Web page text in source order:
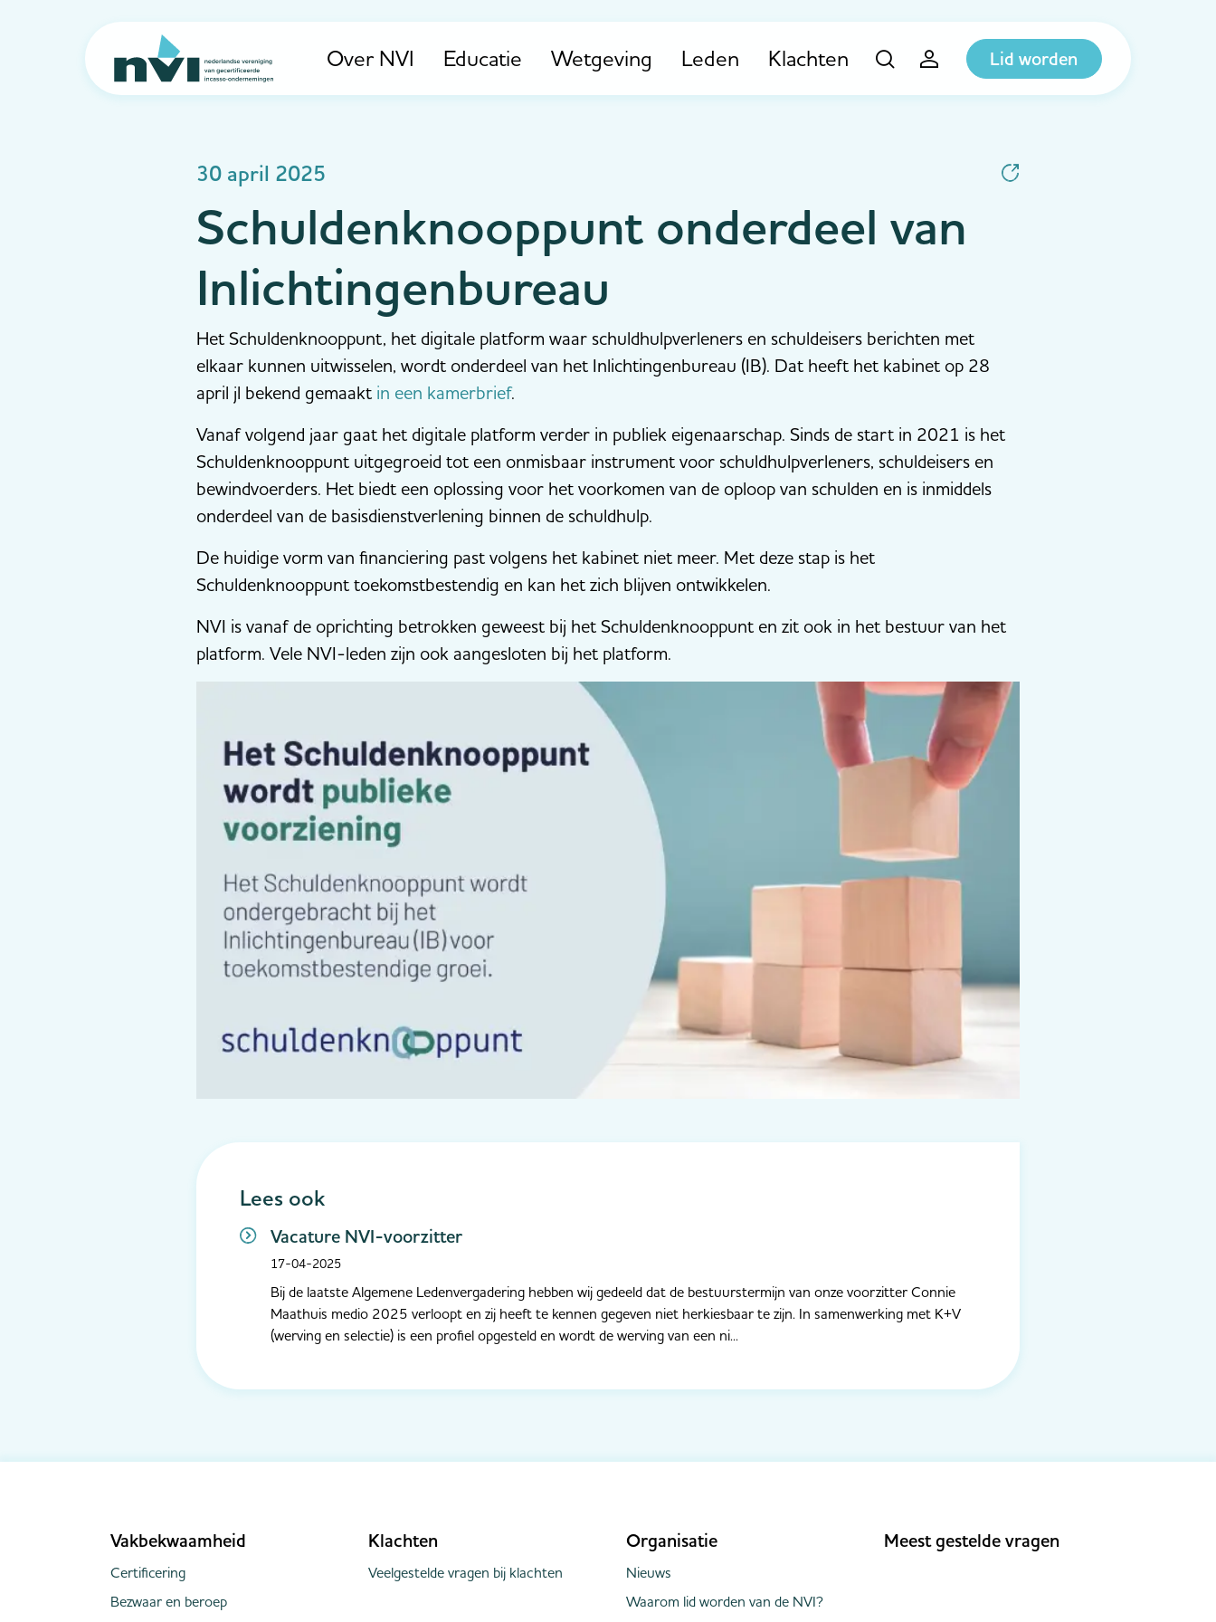
Navigation Over NVI Educatie Wetgeving Leden Klachten Lid worden
30 april 2025
Schuldenknooppunt onderdeel van
Inlichtingenbureau
Het Schuldenknooppunt, het digitale platform waar schuldhulpverleners en schuldeisers berichten met
elkaar kunnen uitwisselen, wordt onderdeel van het Inlichtingenbureau (IB). Dat heeft het kabinet op 28
april jl bekend gemaakt in een kamerbrief.
Vanaf volgend jaar gaat het digitale platform verder in publiek eigenaarschap. Sinds de start in 2021 is het
Schuldenknooppunt uitgegroeid tot een onmisbaar instrument voor schuldhulpverleners, schuldeisers en
bewindvoerders. Het biedt een oplossing voor het voorkomen van de oploop van schulden en is inmiddels
onderdeel van de basisdienstverlening binnen de schuldhulp.
De huidige vorm van financiering past volgens het kabinet niet meer. Met deze stap is het
Schuldenknooppunt toekomstbestendig en kan het zich blijven ontwikkelen.
NVI is vanaf de oprichting betrokken geweest bij het Schuldenknooppunt en zit ook in het bestuur van het
platform. Vele NVI-leden zijn ook aangesloten bij het platform.
Lees ook
Vacature NVI-voorzitter
17-04-2025
Bij de laatste Algemene Ledenvergadering hebben wij gedeeld dat de bestuurstermijn van onze voorzitter Connie
Maathuis medio 2025 verloopt en zij heeft te kennen gegeven niet herkiesbaar te zijn. In samenwerking met K+V
(werving en selectie) is een profiel opgesteld en wordt de werving van een ni...
Vakbekwaamheid
Certificering
Bezwaar en beroep
Klachten
Veelgestelde vragen bij klachten
Organisatie
Nieuws
Waarom lid worden van de NVI?
Meest gestelde vragen